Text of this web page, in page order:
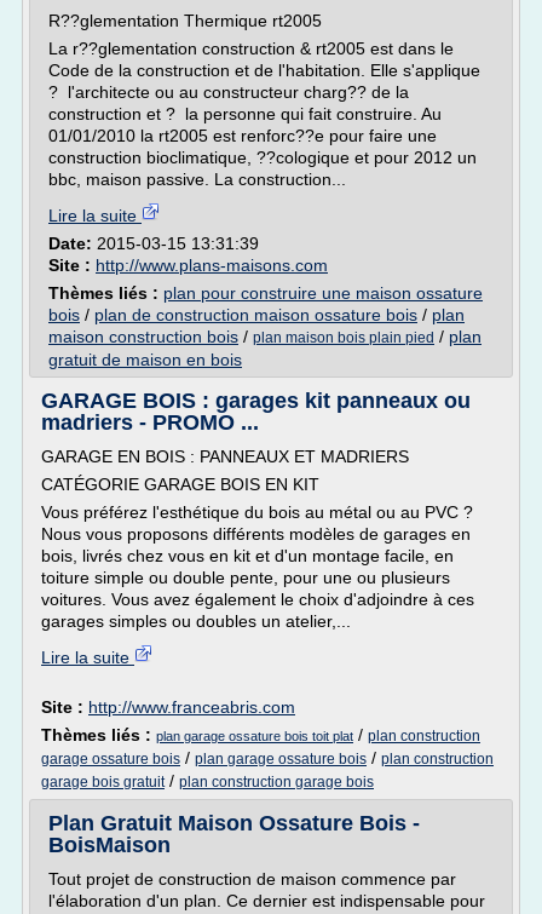
R??glementation Thermique rt2005
La r??glementation construction & rt2005 est dans le
Code de la construction et de l'habitation. Elle s'applique
? l'architecte ou au constructeur charg?? de la
construction et ? la personne qui fait construire. Au
01/01/2010 la rt2005 est renforc??e pour faire une
construction bioclimatique, ??cologique et pour 2012 un
bbc, maison passive. La construction...
Lire la suite
Date: 2015-03-15 13:31:39
Site : http://www.plans-maisons.com
Thèmes liés : plan pour construire une maison ossature
bois / plan de construction maison ossature bois / plan
maison construction bois / plan maison bois plain pied / plan
gratuit de maison en bois
GARAGE BOIS : garages kit panneaux ou
madriers - PROMO ...
GARAGE EN BOIS : PANNEAUX ET MADRIERS
CATÉGORIE GARAGE BOIS EN KIT
Vous préférez l'esthétique du bois au métal ou au PVC ?
Nous vous proposons différents modèles de garages en
bois, livrés chez vous en kit et d'un montage facile, en
toiture simple ou double pente, pour une ou plusieurs
voitures. Vous avez également le choix d'adjoindre à ces
garages simples ou doubles un atelier,...
Lire la suite
Site : http://www.franceabris.com
Thèmes liés : plan garage ossature bois toit plat / plan construction
garage ossature bois / plan garage ossature bois / plan construction
garage bois gratuit/ plan construction garage bois
Plan Gratuit Maison Ossature Bois -
BoisMaison
Tout projet de construction de maison commence par
l'élaboration d'un plan. Ce dernier est indispensable pour